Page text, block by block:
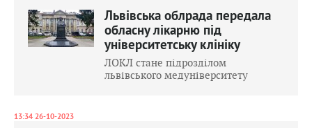
Львівська облрада передала
обласну лікарню під
університетську клініку
ЛОКЛ стане підрозділом
львівського медуніверситету
13:34 26-10-2023